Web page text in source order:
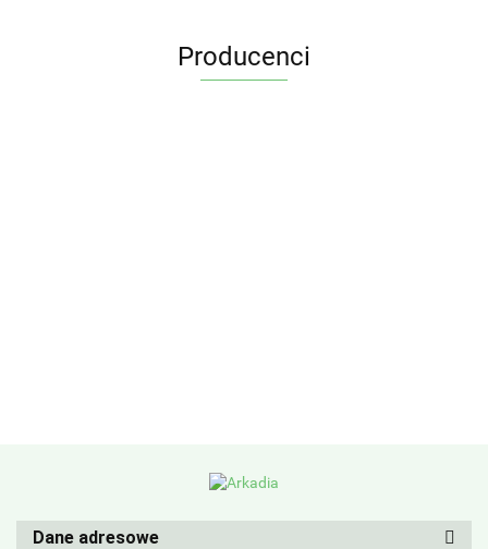
Producenci
Dane adresowe